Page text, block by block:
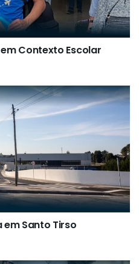
Contexto Escolar
Santo Tirso